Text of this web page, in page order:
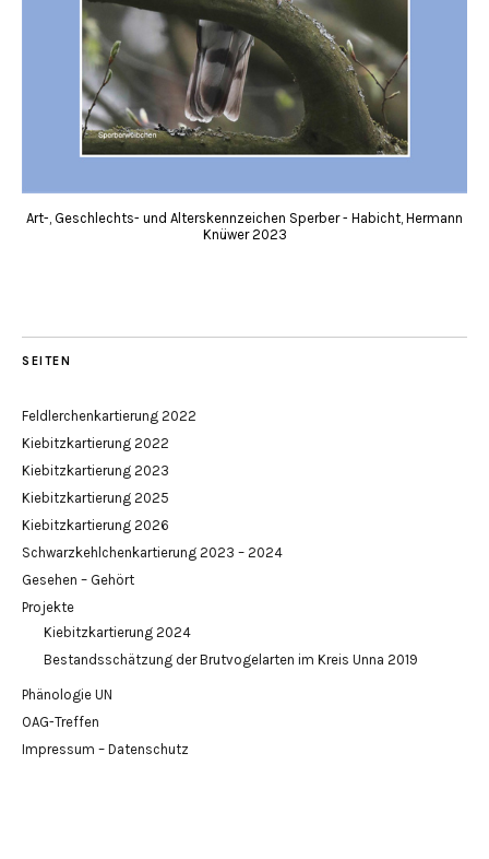
Art-, Geschlechts- und Alterskennzeichen Sperber - Habicht, Hermann
Knüwer 2023
SEITEN
Feldlerchenkartierung 2022
Kiebitzkartierung 2022
Kiebitzkartierung 2023
Kiebitzkartierung 2025
Kiebitzkartierung 2026
Schwarzkehlchenkartierung 2023 – 2024
Gesehen – Gehört
Projekte
Kiebitzkartierung 2024
Bestandsschätzung der Brutvogelarten im Kreis Unna 2019
Phänologie UN
OAG-Treffen
Impressum – Datenschutz